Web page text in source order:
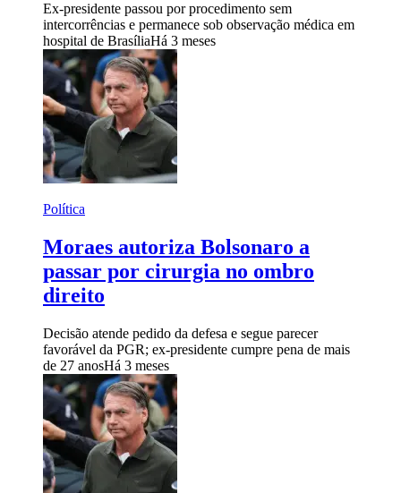
Ex-presidente passou por procedimento sem
intercorrências e permanece sob observação médica em
hospital de BrasíliaHá 3 meses
Política
Moraes autoriza Bolsonaro a
passar por cirurgia no ombro
direito
Decisão atende pedido da defesa e segue parecer
favorável da PGR; ex-presidente cumpre pena de mais
de 27 anosHá 3 meses